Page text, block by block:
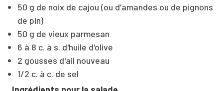
50 g de noix de cajou (ou d’amandes ou de pignons
de pin)
50 g de vieux parmesan
6 à 8 c. à s. d'huile d'olive
2 gousses d'ail nouveau
1/2 c. à c. de sel